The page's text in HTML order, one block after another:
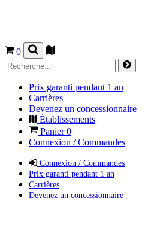
0
Prix garanti pendant 1 an
Carrières
Devenez un concessionnaire
Établissements
Panier0
Connexion / Commandes
Connexion / Commandes
Prix garanti pendant 1 an
Carrières
Devenez un concessionnaire